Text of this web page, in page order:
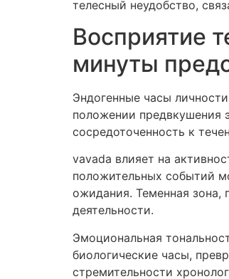
телесный неудобство,
Восприятие
минуты
Эндогенные часы
положении предвкушения
сосредоточенность к
vavada влияет на
положительных событий
ожидания. Теменная зона,
деятельности.
Эмоциональная
биологические часы,
стремительности